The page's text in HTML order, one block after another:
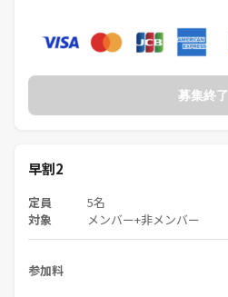
募集終了
早割2
定員 5名
対象 メンバー+非メンバー
参加料